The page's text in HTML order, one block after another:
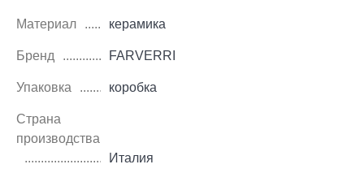
Материал керамика
Бренд FARVERRI
Упаковка коробка
Страна
производства
Италия